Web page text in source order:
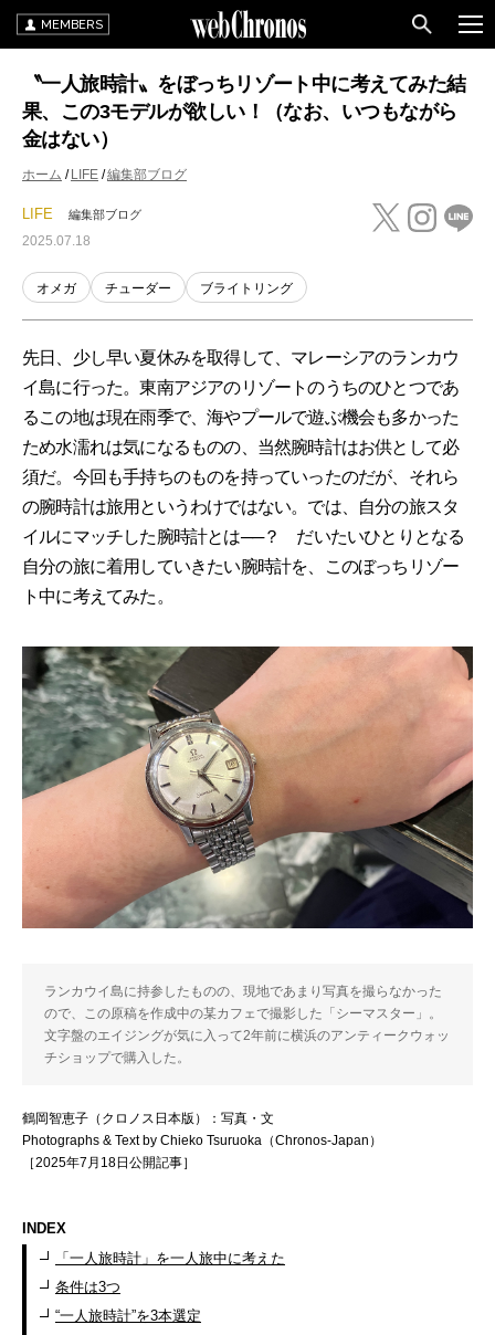
MEMBERS
〝一人旅時計〟をぼっちリゾート中に考えてみた結
果、この3モデルが欲しい！（なお、いつもながら
金はない）
ホーム LIFE 編集部ブログ
LIFE 編集部ブログ
2025.07.18
オメガ チューダー ブライトリング
先日、少し早い夏休みを取得して、マレーシアのランカウ
イ島に行った。東南アジアのリゾートのうちのひとつであ
るこの地は現在雨季で、海やプールで遊ぶ機会も多かった
ため水濡れは気になるものの、当然腕時計はお供として必
須だ。今回も手持ちのものを持っていったのだが、それら
の腕時計は旅用というわけではない。では、自分の旅スタ
イルにマッチした腕時計とは──？ だいたいひとりとなる
自分の旅に着用していきたい腕時計を、このぼっちリゾー
ト中に考えてみた。
ランカウイ島に持参したものの、現地であまり写真を撮らなかった
ので、この原稿を作成中の某カフェで撮影した「シーマスター」。
文字盤のエイジングが気に入って2年前に横浜のアンティークウォッ
チショップで購入した。
鶴岡智恵子（クロノス日本版）：写真・文
Photographs & Text by Chieko Tsuruoka（Chronos-Japan）
［2025年7月18日公開記事］
INDEX
「一人旅時計」を一人旅中に考えた
条件は3つ
“一人旅時計”を3本選定